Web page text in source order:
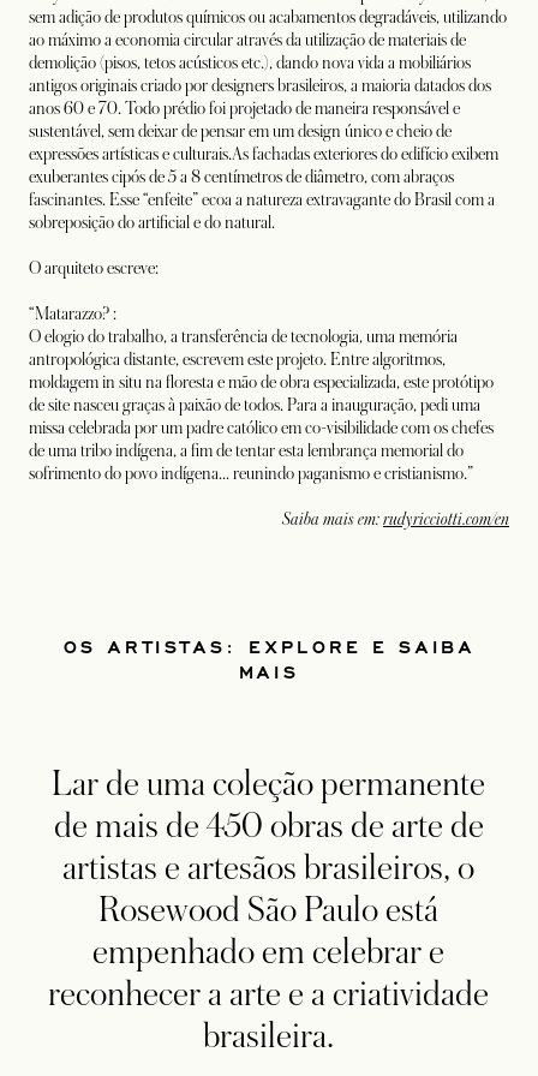
sem adição de produtos químicos ou acabamentos degradáveis, utilizando
ao máximo a economia circular através da utilização de materiais de
demolição (pisos, tetos acústicos etc.), dando nova vida a mobiliários
antigos originais criado por designers brasileiros, a maioria datados dos
anos 60 e 70. Todo prédio foi projetado de maneira responsável e
sustentável, sem deixar de pensar em um design único e cheio de
expressões artísticas e culturais.As fachadas exteriores do edifício exibem
exuberantes cipós de 5 a 8 centímetros de diâmetro, com abraços
fascinantes. Esse “enfeite” ecoa a natureza extravagante do Brasil com a
sobreposição do artificial e do natural.
O arquiteto escreve:
“Matarazzo? :
O elogio do trabalho, a transferência de tecnologia, uma memória
antropológica distante, escrevem este projeto. Entre algoritmos,
moldagem in situ na floresta e mão de obra especializada, este protótipo
de site nasceu graças à paixão de todos. Para a inauguração, pedi uma
missa celebrada por um padre católico em co-visibilidade com os chefes
de uma tribo indígena, a fim de tentar esta lembrança memorial do
sofrimento do povo indígena... reunindo paganismo e cristianismo.”
Saiba mais em:rudyricciotti.com/en
OS ARTISTAS: EXPLORE E SAIBA
MAIS
Lar de uma coleção permanente
de mais de 450 obras de arte de
artistas e artesãos brasileiros, o
Rosewood São Paulo está
empenhado em celebrar e
reconhecer a arte e a criatividade
brasileira.